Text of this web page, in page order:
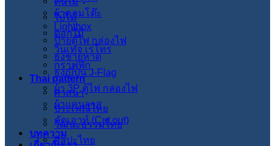
ผ้าคลุมโต๊ะ
Lightbox
ป้ายตู้ไฟ กล่องไฟ
ธงชายหาด
ธงญี่ปุ่น J-Flag
ผ้า 3P ตู้ไฟ กล่องไฟ
ผ้าแคนวาส
คัตเอาท์ (Cut out)
บทความ
ใบไม้
ดอกไม้
วินเทจ เรโทร
กราฟฟิก
Thai pattern
ศาสนา
ประเพณีไทย
วัฒนะธรรมไทย
ศิลปะไทย